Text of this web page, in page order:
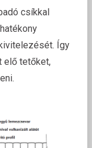
csíkkal
Így
elő tetőket,